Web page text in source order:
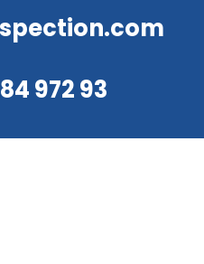
972 93